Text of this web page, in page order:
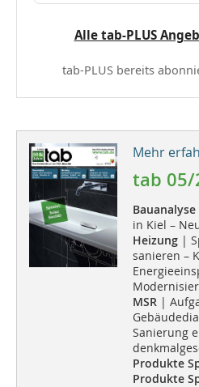
Alle tab-PLUS
tab-PLUS bereits
Mehr
tab 05/
Bauanalyse
in Kiel –
Heizung|
sanieren –
MSR |
Sanierung
Produkte
Produkte